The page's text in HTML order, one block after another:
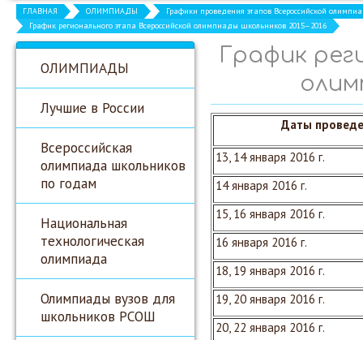
ГЛАВНАЯ ОЛИМПИАДЫ
Графики проведения этапов Всероссийской
График регионального этапа Всероссийской олимпиады школьников 2015–2016
ОЛИМПИАДЫ
Лучшие в России
Всероссийская
олимпиада школьников
по годам
Национальная
технологическая
олимпиада
Олимпиады вузов для
школьников РСОШ
График
Даты
13, 14 января 2016 г.
14 января 2016 г.
15, 16 января 2016 г.
16 января 2016 г.
18, 19 января 2016 г.
19, 20 января 2016 г.
20, 22 января 2016 г.